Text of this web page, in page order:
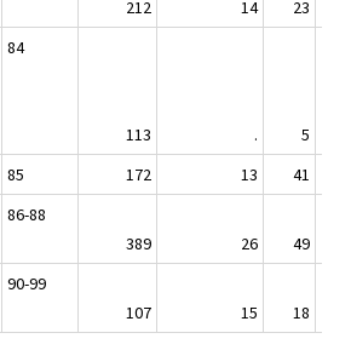
212 14 23
84
113 . 5
85 172 13 41
86-88
389
26 49
90-99
107
15 18